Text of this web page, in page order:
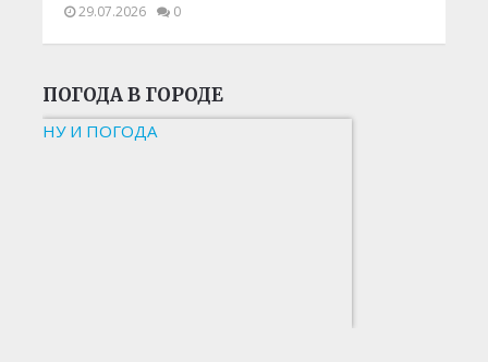
29.07.2026 0
ПОГОДА В ГОРОДЕ
НУ И ПОГОДА